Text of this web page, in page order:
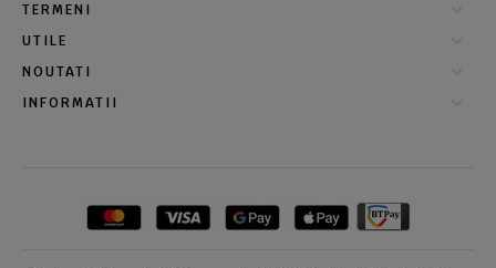
TERMENI
UTILE
NOUTATI
INFORMATII